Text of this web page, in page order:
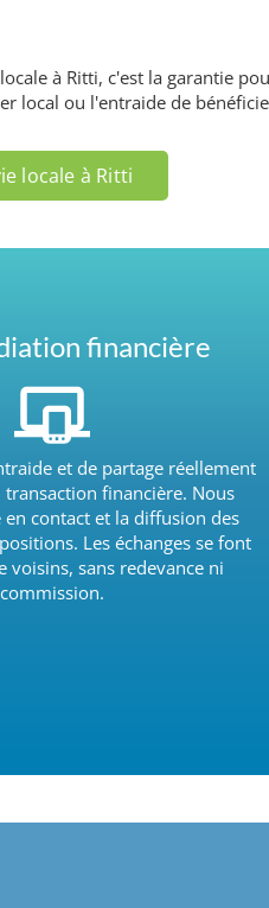
à Ritti, c'est la garantie
local ou l'entraide de
locale à Ritti
financière
et de partage réellement
transaction financière. Nous
contact et la diffusion des
Les échanges se font
voisins, sans redevance ni
commission.